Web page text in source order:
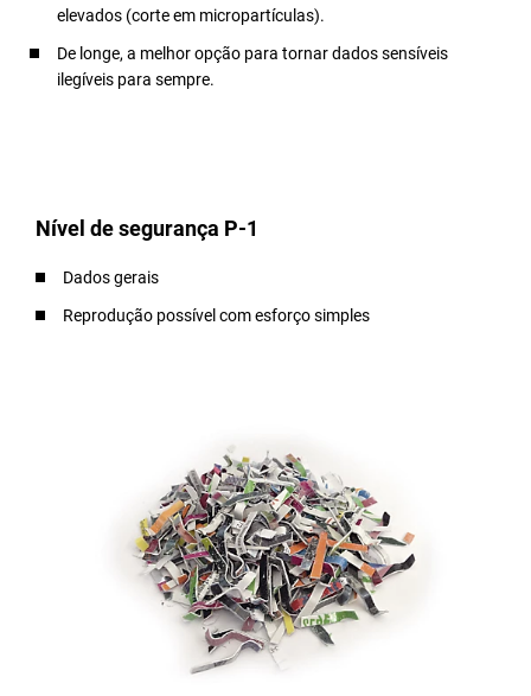
elevados (corte em micropartículas).
De longe, a melhor opção para tornar dados sensíveis
ilegíveis para sempre.
Nível de segurança P-1
Dados gerais
Reprodução possível com esforço simples